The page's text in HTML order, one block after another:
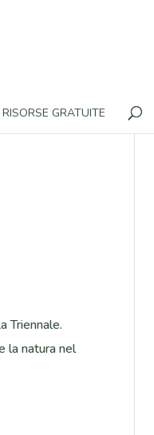
RISORSE GRATUITE
Triennale.
la natura nel